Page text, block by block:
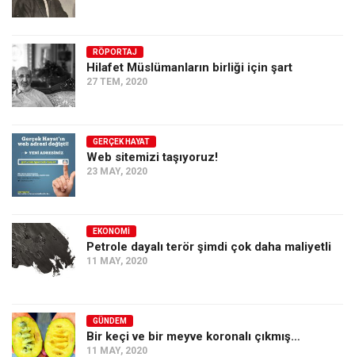
RÖPORTAJ
Hilafet Müslümanların birliği için şart
27 TEM, 2020
GERÇEK HAYAT
Web sitemizi taşıyoruz!
23 MAY, 2020
EKONOMI
Petrole dayalı terör şimdi çok daha maliyetli
11 MAY, 2020
GÜNDEM
Bir keçi ve bir meyve koronalı çıkmış…
11 MAY, 2020